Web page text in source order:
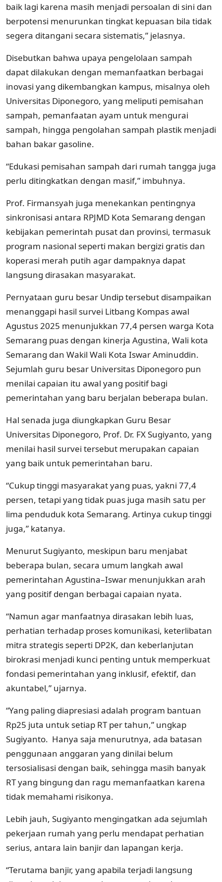
baik lagi karena masih menjadi persoalan di sini dan
berpotensi menurunkan tingkat kepuasan bila tidak
segera ditangani secara sistematis,” jelasnya.
Disebutkan bahwa upaya pengelolaan sampah
dapat dilakukan dengan memanfaatkan berbagai
inovasi yang dikembangkan kampus, misalnya oleh
Universitas Diponegoro, yang meliputi pemisahan
sampah, pemanfaatan ayam untuk mengurai
sampah, hingga pengolahan sampah plastik menjadi
bahan bakar gasoline.
“Edukasi pemisahan sampah dari rumah tangga juga
perlu ditingkatkan dengan masif,” imbuhnya.
Prof. Firmansyah juga menekankan pentingnya
sinkronisasi antara RPJMD Kota Semarang dengan
kebijakan pemerintah pusat dan provinsi, termasuk
program nasional seperti makan bergizi gratis dan
koperasi merah putih agar dampaknya dapat
langsung dirasakan masyarakat.
Pernyataan guru besar Undip tersebut disampaikan
menanggapi hasil survei Litbang Kompas awal
Agustus 2025 menunjukkan 77,4 persen warga Kota
Semarang puas dengan kinerja Agustina, Wali kota
Semarang dan Wakil Wali Kota Iswar Aminuddin.
Sejumlah guru besar Universitas Diponegoro pun
menilai capaian itu awal yang positif bagi
pemerintahan yang baru berjalan beberapa bulan.
Hal senada juga diungkapkan Guru Besar
Universitas Diponegoro, Prof. Dr. FX Sugiyanto, yang
menilai hasil survei tersebut merupakan capaian
yang baik untuk pemerintahan baru.
“Cukup tinggi masyarakat yang puas, yakni 77,4
persen, tetapi yang tidak puas juga masih satu per
lima penduduk kota Semarang. Artinya cukup tinggi
juga,” katanya.
Menurut Sugiyanto, meskipun baru menjabat
beberapa bulan, secara umum langkah awal
pemerintahan Agustina–Iswar menunjukkan arah
yang positif dengan berbagai capaian nyata.
“Namun agar manfaatnya dirasakan lebih luas,
perhatian terhadap proses komunikasi, keterlibatan
mitra strategis seperti DP2K, dan keberlanjutan
birokrasi menjadi kunci penting untuk memperkuat
fondasi pemerintahan yang inklusif, efektif, dan
akuntabel,” ujarnya.
“Yang paling diapresiasi adalah program bantuan
Rp25 juta untuk setiap RT per tahun,” ungkap
Sugiyanto. Hanya saja menurutnya, ada batasan
penggunaan anggaran yang dinilai belum
tersosialisasi dengan baik, sehingga masih banyak
RT yang bingung dan ragu memanfaatkan karena
tidak memahami risikonya.
Lebih jauh, Sugiyanto mengingatkan ada sejumlah
pekerjaan rumah yang perlu mendapat perhatian
serius, antara lain banjir dan lapangan kerja.
“Terutama banjir, yang apabila terjadi langsung